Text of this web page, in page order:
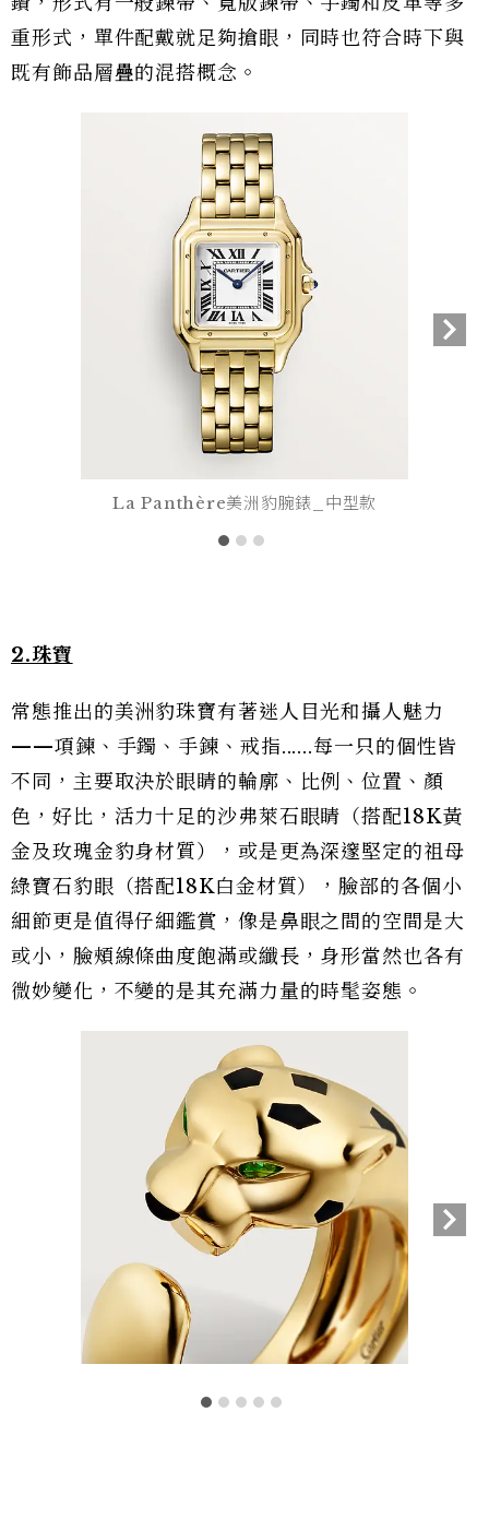
重形式，單件配戴就足夠搶眼，同時也符合時下與
既有飾品層疊的混搭概念。
La Panthère美洲豹腕錶_中型款
2.珠寶
常態推出的美洲豹珠寶有著迷人目光和攝人魅力
——項鍊、手鐲、手鍊、戒指......每一只的個性皆
不同，主要取決於眼睛的輪廓、比例、位置、顏
色，好比，活力十足的沙弗萊石眼睛（搭配18K黃
金及玫瑰金豹身材質），或是更為深邃堅定的祖母
綠寶石豹眼（搭配18K白金材質），臉部的各個小
細節更是值得仔細鑑賞，像是鼻眼之間的空間是大
或小，臉頰線條曲度飽滿或纖長，身形當然也各有
微妙變化，不變的是其充滿力量的時髦姿態。